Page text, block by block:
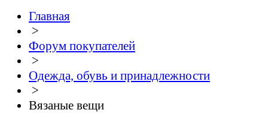
Главная
>
Форум покупателей
>
Одежда, обувь и принадлежности
>
Вязаные вещи